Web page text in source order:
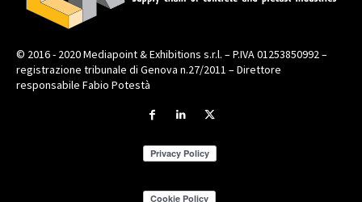
© 2016 - 2020 Mediapoint & Exhibitions s.r.l. – P.IVA 01253850992 –
registrazione tribunale di Genova n.27/2011 – Direttore
responsabile Fabio Potestà